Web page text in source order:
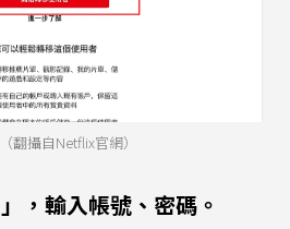
翻攝自Netflix官網）
，輸入帳號、密碼。